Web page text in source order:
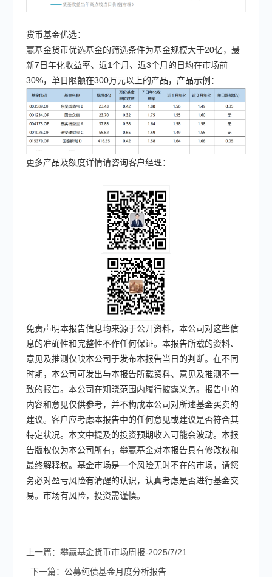
货币基金优选：
赢基金货币优选基金的筛选条件为基金规模大于20亿，最
新7日年化收益率、近1个月、近3个月的日均在市场前
30%，单日限额在300万元以上的产品，产品示例：
更多产品及额度详情请咨询客户经理：
免责声明本报告信息均来源于公开资料，本公司对这些信
息的准确性和完整性不作任何保证。本报告所载的资料、
意见及推测仅映本公司于发布本报告当日的判断。在不同
时期，本公司可发出与本报告所载资料、意见及推测不一
致的报告。本公司在知晓范围内履行披露义务。报告中的
内容和意见仅供参考，并不构成本公司对所述基金买卖的
建议。客户应考虑本报告中的任何意见或建议是否符合其
特定状况。本文中提及的投资预期收入可能会波动。本报
告版权仅为本公司所有，攀赢基金对本报告具有修改权和
最终解释权。基金市场是一个风险无时不在的市场，请您
务必对盈亏风险有清醒的认识，认真考虑是否进行基金交
易。市场有风险，投资需谨慎。
上一篇：攀赢基金货币市场周报-2025/7/21
下一篇：公募纯债基金月度分析报告